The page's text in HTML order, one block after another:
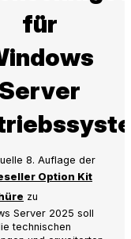
für
Server
8. Auflage der
Option Kit
zu
Server 2025 soll
technischen